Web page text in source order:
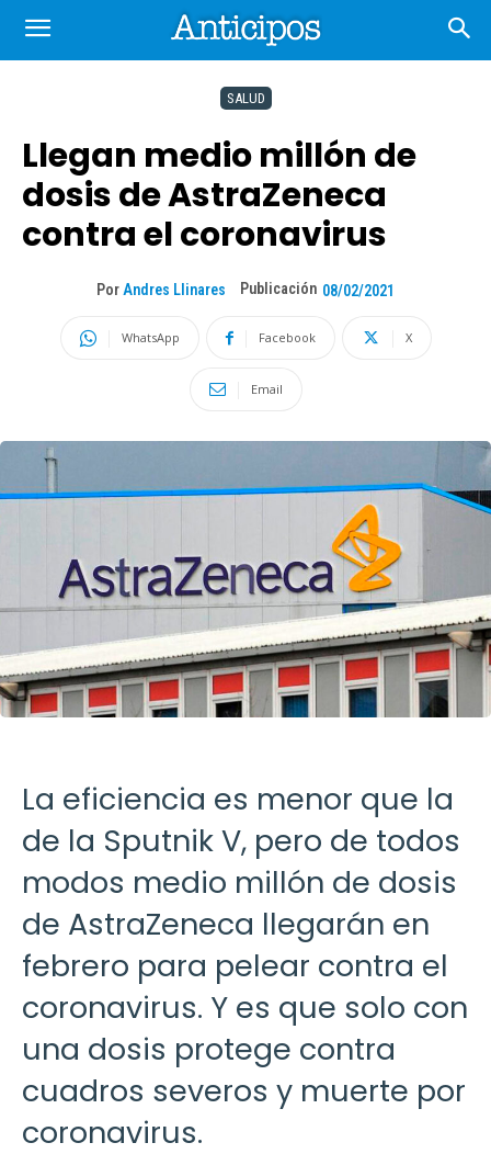
SALUD
Llegan medio millón de
dosis de AstraZeneca
contra el coronavirus
Por Andres Llinares Publicación 08/02/2021
WhatsApp Facebook X
Email
La eficiencia es menor que la
de la Sputnik V, pero de todos
modos medio millón de dosis
de AstraZeneca llegarán en
febrero para pelear contra el
coronavirus. Y es que solo con
una dosis protege contra
cuadros severos y muerte por
coronavirus.